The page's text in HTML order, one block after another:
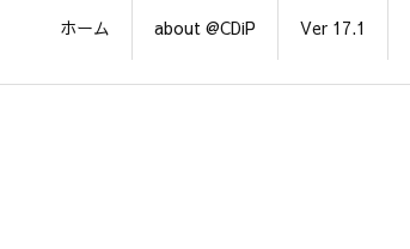
ホーム about @CDiP Ver 17.1